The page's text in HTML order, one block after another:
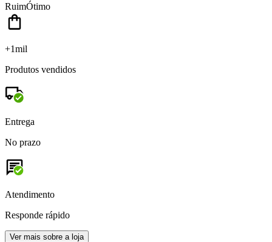
RuimÓtimo
+1mil
Produtos vendidos
Entrega
No prazo
Atendimento
Responde rápido
Ver mais sobre a loja